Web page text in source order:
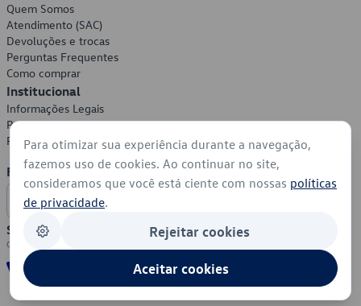
Quem Somos
Atendimento (SAC)
Devoluções e trocas
Perguntas Frequentes
Como comprar
Institucional
Informações Legais
Política de Privacidade
Política de Cookies
Formas de Pagamento
Segurança
Para otimizar sua experiência durante a navegação,
fazemos uso de cookies. Ao continuar no site,
consideramos que você está ciente com nossas políticas
de privacidade.
Rejeitar cookies
Aceitar cookies